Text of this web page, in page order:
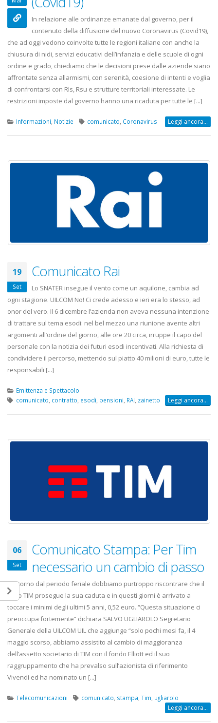
In relazione alle ordinanze emanate dal governo, per il
contenuto della diffusione del nuovo Coronavirus (Covid19),
che ad oggi vedono coinvolte tutte le regioni italiane con anche la
chiusura di nidi, servizi educativi dell’infanzia e delle scuole di ogni
ordine e grado, chiediamo che le decisioni prese dalle aziende siano
affrontate senza allarmismi, con serenità, coesione di intenti e voglia
di confrontarsi con Rls, Rsu e strutture territoriali interessate. Le
restrizioni imposte dal governo hanno una ricaduta per tutte le [...]
Informazioni Notizie comunicato Coronavirus Leggi ancora...
19
Set
Comunicato Rai
Lo SNATER insegue il vento come un aquilone, cambia ad
ogni stagione. UILCOM No! Ci crede adesso e ieri era lo stesso, ad
onor del vero. Il 6 dicembre l’azienda non aveva nessuna intenzione
di trattare sul tema esodi: nel bel mezzo una riunione avente altri
argomenti all’ordine del giorno, alle ore 20 circa, irruppe il capo del
personale con la notizia dei futuri esodi incentivati. Alla richiesta di
condividere il percorso, mettendo sul piatto 40 milioni di euro, tutte le
responsabili [...]
Emittenza e Spettacolo
comunicato contratto esodi pensioni RAI zainetto Leggi ancora...
06
Set
Comunicato Stampa: Per Tim
necessario un cambio di passo
Al ritorno dal periodo feriale dobbiamo purtroppo riscontrare che il
titolo TIM prosegue la sua caduta e in questi giorni è arrivato a
toccare i minimi degli ultimi 5 anni, 0,52 euro. “Questa situazione ci
preoccupa fortemente” dichiara SALVO UGLIAROLO Segretario
Generale della UILCOM UIL che aggiunge “solo pochi mesi fa, il 4
maggio scorso, abbiamo assistito al cambio di maggioranza
dell’assetto societario di TIM con il fondo Elliott ed il suo
raggruppamento che ha prevalso sull’azionista di riferimento
Vivendì ed ha nominato un [...]
Telecomunicazioni comunicato, stampa,Tim, ugliarolo
Leggi ancora...
22 Ottobre 2022
Elezioni RSU TIM Servizi
13 Ottobre 2022
Telecom: sciopero contro
lo scorporo della rete
21 Giugno 2022